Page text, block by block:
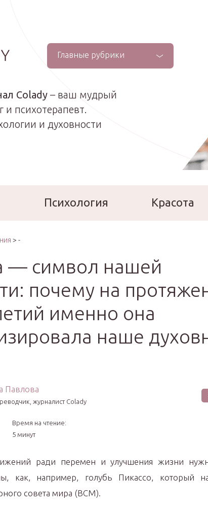
Главные рубрики
Colady – ваш мудрый
и психотерапевт.
и духовности
Психология Красота
> -
— символ нашей
почему на
именно она
наше
Павлова
журналист Colady
Время на чтение:
5 минут
ради перемен и улучшения жизни
как, например, голубь Пикассо, который
совета мира (ВСМ).